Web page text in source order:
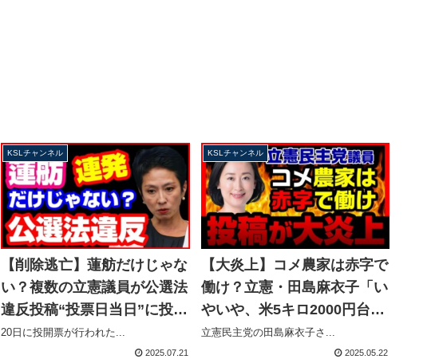
KSLチャンネル
【削除逃亡】蓮舫だけじゃな
い？複数の立憲議員が公選法
違反投稿“投票日当日”に投票
呼びかけ→なかったことに
20日に投開票が行われた...
2025.07.21
KSLチャンネル
【大炎上】コメ農家は赤字で
働け？立憲・田島麻衣子「い
やいや、米5キロ2000円台
だ」無慈悲な投稿に批判殺到
立憲民主党の田島麻衣子さ...
2025.05.22